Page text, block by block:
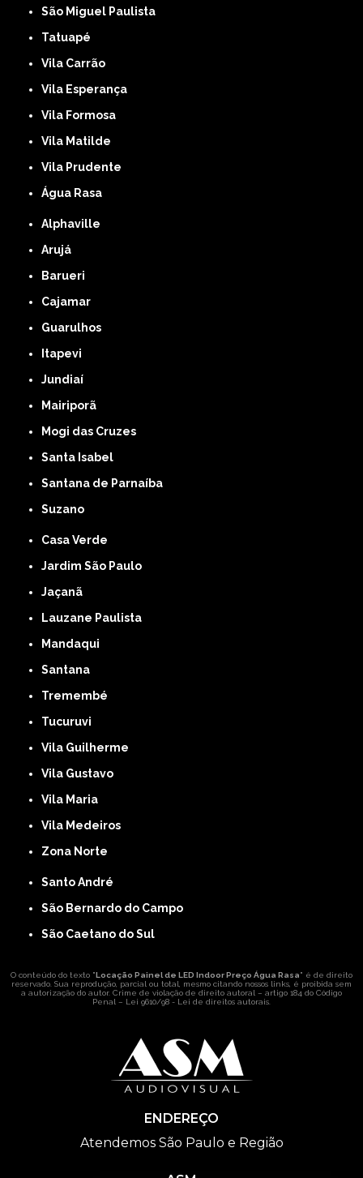
São Miguel Paulista
Tatuapé
Vila Carrão
Vila Esperança
Vila Formosa
Vila Matilde
Vila Prudente
Água Rasa
Alphaville
Arujá
Barueri
Cajamar
Guarulhos
Itapevi
Jundiaí
Mairiporã
Mogi das Cruzes
Santa Isabel
Santana de Parnaíba
Suzano
Casa Verde
Jardim São Paulo
Jaçanã
Lauzane Paulista
Mandaqui
Santana
Tremembé
Tucuruvi
Vila Guilherme
Vila Gustavo
Vila Maria
Vila Medeiros
Zona Norte
Santo André
São Bernardo do Campo
São Caetano do Sul
O conteúdo do texto "Locação Painel de LED Indoor Preço Água Rasa" é de direito
reservado. Sua reprodução, parcial ou total, mesmo citando nossos links, é proibida sem
a autorização do autor. Crime de violação de direito autoral – artigo 184 do Código
Penal – Lei 9610/98 - Lei de direitos autorais
ENDEREÇO
Atendemos São Paulo e Região